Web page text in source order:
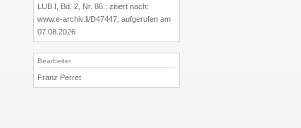
LUB I, Bd. 2, Nr. 86.; zitiert nach:
www.e-archiv.li/D47447; aufgerufen am
07.08.2026
Bearbeiter
Franz Perret